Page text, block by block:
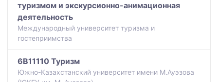
туризмом и экскурсионно-анимационная
деятельность
Международный университет туризма и
гостеприимства
6B11110 Туризм
Южно-Казахстанский университет имени М.Ауэзова